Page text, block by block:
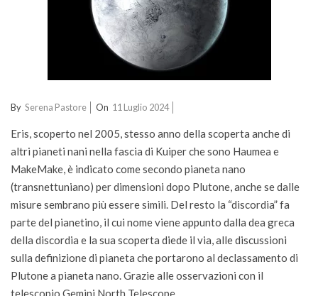
2024-
11
By Serena Pastore On 11 Luglio 2024
Eris, scoperto nel 2005, stesso anno della scoperta anche di
altri pianeti nani nella fascia di Kuiper che sono Haumea e
MakeMake, è indicato come secondo pianeta nano
(transnettuniano) per dimensioni dopo Plutone, anche se dalle
misure sembrano più essere simili. Del resto la “discordia” fa
parte del pianetino, il cui nome viene appunto dalla dea greca
della discordia e la sua scoperta diede il via, alle discussioni
sulla definizione di pianeta che portarono al declassamento di
Plutone a pianeta nano. Grazie alle osservazioni con il
telescopio Gemini North Telescope